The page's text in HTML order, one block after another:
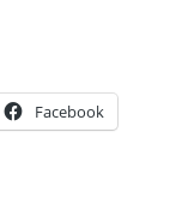
Facebook